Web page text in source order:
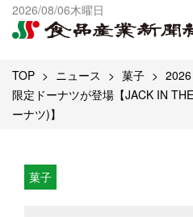
2026/08/06木曜日
出版物一覧へ
試読・購読申し込み
TOP ニュース 菓子 2026
限定ドーナツが登場【JACK IN
ーナツ)】
菓子